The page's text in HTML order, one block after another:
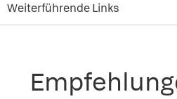
Weiterführende Links